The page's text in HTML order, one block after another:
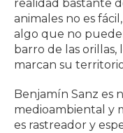
realidad bastante
animales no es
algo que no
barro de las
marcan su
Benjamín Sanz es
medioambiental y
es rastreador y